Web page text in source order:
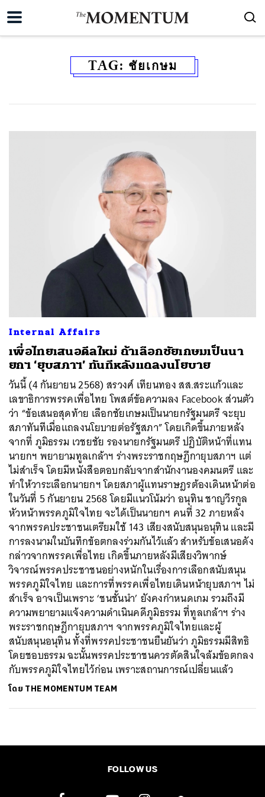
TAG: ชัยเกษม
Internal Affairs
เพื่อไทยเสนอดีลใหม่ ถ้าเลือกชัยเกษมเป็นนา
ยกฯ ‘ยุบสภาฯ’ ทันทีหลังแถลงนโยบาย
วันนี้ (4 กันยายน 2568) สรวงศ์ เทียนทอง สส.สระแก้วและ
เลขาธิการพรรคเพื่อไทย โพสต์ข้อความลง Facebook ส่วนตัว
ว่า “ข้อเสนอสุดท้าย เลือกชัยเกษมเป็นนายกรัฐมนตรี จะยุบ
สภาทันทีเมื่อแถลงนโยบายต่อรัฐสภา” โดยเกิดขึ้นภายหลัง
จากที่ ภูมิธรรม เวชยชัย รองนายกรัฐมนตรี ปฏิบัติหน้าที่แทน
นายกฯ พยายามทูลเกล้าฯ ร่างพระราชกฤษฎีกายุบสภาฯ แต่
ไม่สำเร็จ โดยมีหนังสือตอบกลับจากสำนักงานองคมนตรี และ
ทำให้วาระเลือกนายกฯ โดยสภาผู้แทนราษฎรต้องเดินหน้าต่อ
ในวันที่ 5 กันยายน 2568 โดยมีแนวโน้มว่า อนุทิน ชาญวีรกูล
หัวหน้าพรรคภูมิใจไทย จะได้เป็นนายกฯ คนที่ 32 ภายหลัง
จากพรรคประชาชนเตรียมใช้ 143 เสียงสนับสนุนอนุทิน และมี
การลงนามในบันทึกข้อตกลงร่วมกันไว้แล้ว สำหรับข้อเสนอดัง
กล่าวจากพรรคเพื่อไทย เกิดขึ้นภายหลังมีเสียงวิพากษ์
วิจารณ์พรรคประชาชนอย่างหนักในเรื่องการเลือกสนับสนุน
พรรคภูมิใจไทย และการที่พรรคเพื่อไทยเดินหน้ายุบสภาฯ ไม่
สำเร็จ อาจเป็นเพราะ ‘ชนชั้นนำ’ ยังคงกำหนดเกม รวมถึงมี
ความพยายามแจ้งความดำเนินคดีภูมิธรรม ที่ทูลเกล้าฯ ร่าง
พระราชกฤษฎีกายุบสภาฯ จากพรรคภูมิใจไทยและผู้
สนับสนุนอนุทิน ทั้งที่พรรคประชาชนยืนยันว่า ภูมิธรรมมีสิทธิ
โดยชอบธรรม ฉะนั้นพรรคประชาชนควรตัดสินใจล้มข้อตกลง
กับพรรคภูมิใจไทยไว้ก่อน เพราะสถานการณ์เปลี่ยนแล้ว
โดย THE MOMENTUM TEAM
FOLLOW US
ค้นหา
SHARE TWEET LINE EMAIL